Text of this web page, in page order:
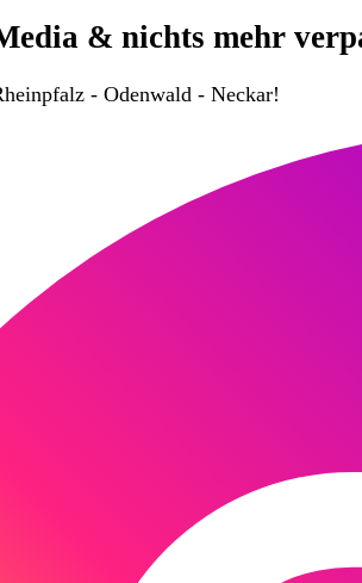
& nichts mehr
- Odenwald - Neckar!